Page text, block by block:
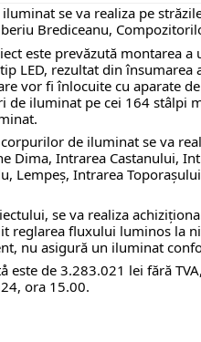
se va realiza pe
Brediceanu, C
este prevăzută montarea
LED, rezultat din
vor fi înlocuite cu aparate
de iluminat pe cei 164 stâlpi
de iluminat se va
Dima, Intrarea Castanului,
Lempeș, Intrarea
se va realiza
reglarea fluxului luminos la
nu asigură un iluminat
este de 3.283.021 lei fără
ora 15.00.